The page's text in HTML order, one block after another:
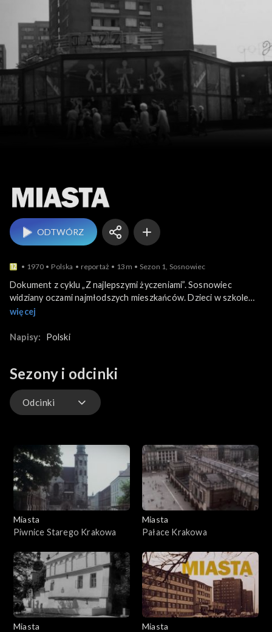
Miasta
ODTWÓRZ
1970 Polska reportaż 13m Sezon 1, Sosnowiec
Dokument z cyklu „Z najlepszymi życzeniami”. Sosnowiec
widziany oczami najmłodszych mieszkańców. Dzieci w szkole
podstawowej opowiadają jak wygląda ich miasto, przedstawiają
rodziców. Okiem kamery możemy śledzić centrum miasta,
przechodniów tych którzy w codziennym trudzie
przekształcają Sosnowiec na jedno z dużych ośrodków
przemysłowych, w którym dynamicznie rozwija się górnictwo,
hutnictwo jak i budownictwo mieszkaniowe.
więcej
Napisy: Polski
Sezony i odcinki
Odcinki
Miasta
Piwnice Starego Krakowa
Miasta
Pałace Krakowa
Miasta
Miasta